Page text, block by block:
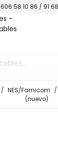
606 58 10 86 / 91
/ NES/Famicom /
(nuevo)